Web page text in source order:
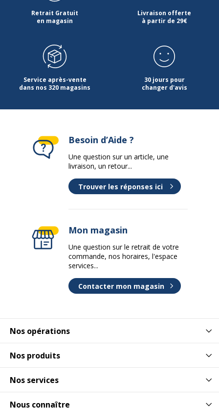
Retrait Gratuit
en magasin
Livraison offerte
à partir de 29€
Service après-vente
dans nos 320 magasins
30 jours pour
changer d'avis
Nos opérations
Nos produits
Nos services
Nous connaître
Besoin d’Aide ?
Une question sur un article, une
livraison, un retour...
Trouver les réponses ici
Mon magasin
Une question sur le retrait de votre
commande, nos horaires, l'espace
services...
Contacter mon magasin